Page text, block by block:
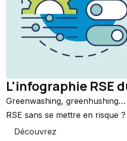
L'infographie RSE
Greenwashing,
RSE sans se mettre en risque ?
Découvrez